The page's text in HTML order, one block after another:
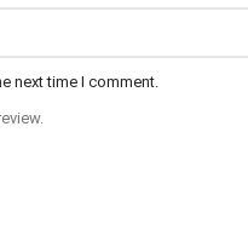
next time I comment.